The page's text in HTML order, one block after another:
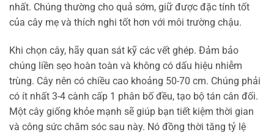
nhất. Chúng thường cho quả sớm, giữ được đặc tính tốt
của cây mẹ và thích nghi tốt hơn với môi trường chậu.
Khi chọn cây, hãy quan sát kỹ các vết ghép. Đảm bảo
chúng liền sẹo hoàn toàn và không có dấu hiệu nhiễm
trùng. Cây nên có chiều cao khoảng 50-70 cm. Chúng phải
có ít nhất 3-4 cành cấp 1 phân bố đều, tạo bộ tán cân đối.
Một cây giống khỏe mạnh sẽ giúp bạn tiết kiệm thời gian
và công sức chăm sóc sau này. Nó đồng thời tăng tỷ lệ